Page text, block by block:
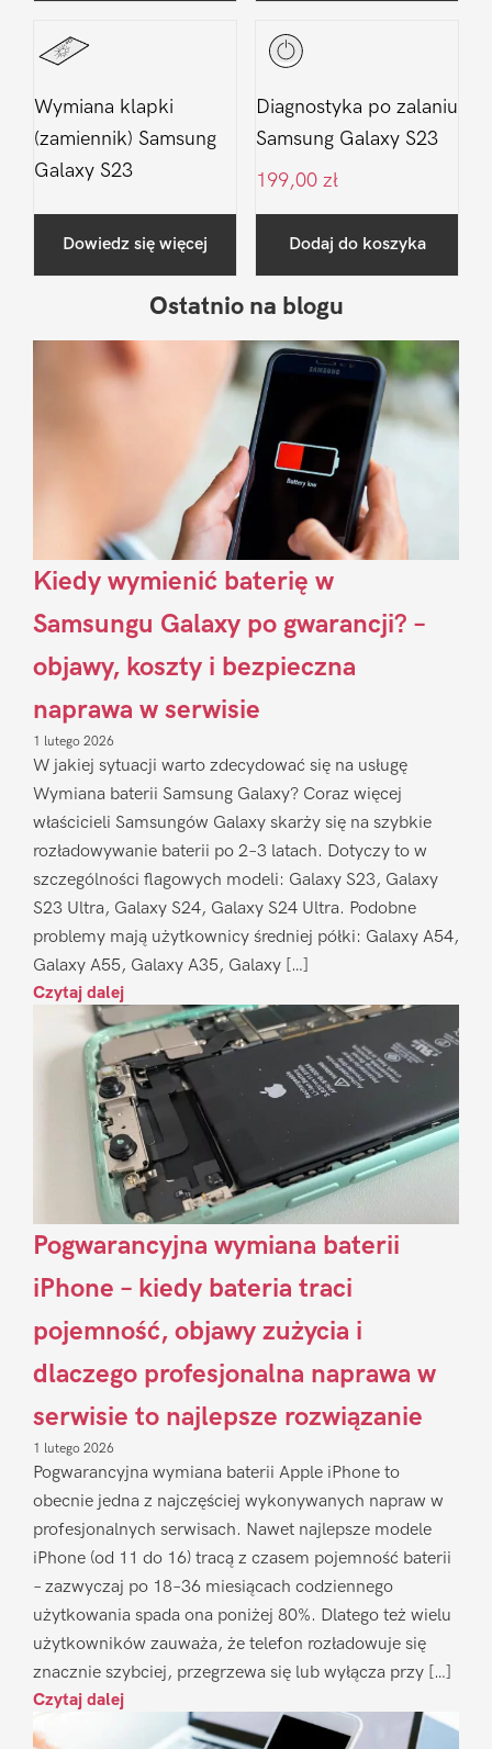
Wymiana klapki
(zamiennik) Samsung
Galaxy S23
Dowiedz się więcej
Diagnostyka po zalaniu
Samsung Galaxy S23
199,00 zł
Dodaj do koszyka
Sidebar
Ostatnio na blogu
Kiedy wymienić baterię w
Samsungu Galaxy po gwarancji? –
objawy, koszty i bezpieczna
naprawa w serwisie
1 lutego 2026
W jakiej sytuacji warto zdecydować się na usługę
Wymiana baterii Samsung Galaxy? Coraz więcej
właścicieli Samsungów Galaxy skarży się na szybkie
rozładowywanie baterii po 2–3 latach. Dotyczy to w
szczególności flagowych modeli: Galaxy S23, Galaxy
S23 Ultra, Galaxy S24, Galaxy S24 Ultra. Podobne
problemy mają użytkownicy średniej półki: Galaxy A54,
Galaxy A55, Galaxy A35, Galaxy […]
Czytaj dalej
Pogwarancyjna wymiana baterii
iPhone – kiedy bateria traci
pojemność, objawy zużycia i
dlaczego profesjonalna naprawa w
serwisie to najlepsze rozwiązanie
1 lutego 2026
Pogwarancyjna wymiana baterii Apple iPhone to
obecnie jedna z najczęściej wykonywanych napraw w
profesjonalnych serwisach. Nawet najlepsze modele
iPhone (od 11 do 16) tracą z czasem pojemność baterii
– zazwyczaj po 18–36 miesiącach codziennego
użytkowania spada ona poniżej 80%. Dlatego też wielu
użytkowników zauważa, że telefon rozładowuje się
znacznie szybciej, przegrzewa się lub wyłącza przy […]
Czytaj dalej